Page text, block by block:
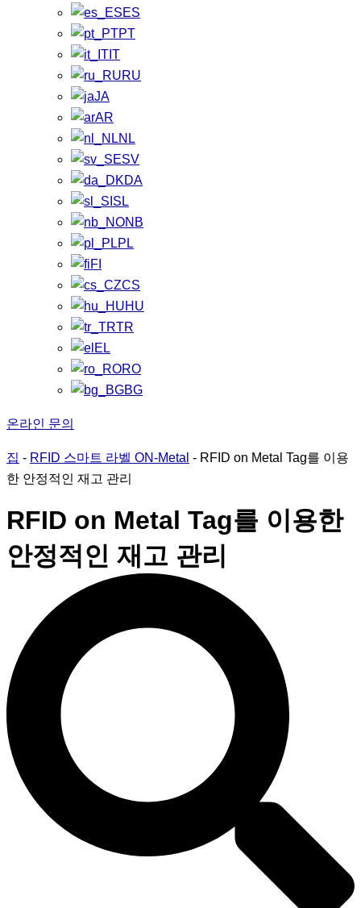
ES
PT
IT
RU
JA
AR
NL
SV
DA
SL
NB
PL
FI
CS
HU
TR
EL
RO
BG
온라인 문의
집 - RFID 스마트 라벨 ON-Metal - RFID on Metal Tag를 이용
한 안정적인 재고 관리
RFID on Metal Tag를 이용한
안정적인 재고 관리